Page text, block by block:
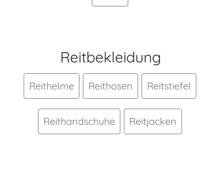
Reitbekleidung
Reithelme Reithosen Reitstiefel
Reithandschuhe Reitjacken